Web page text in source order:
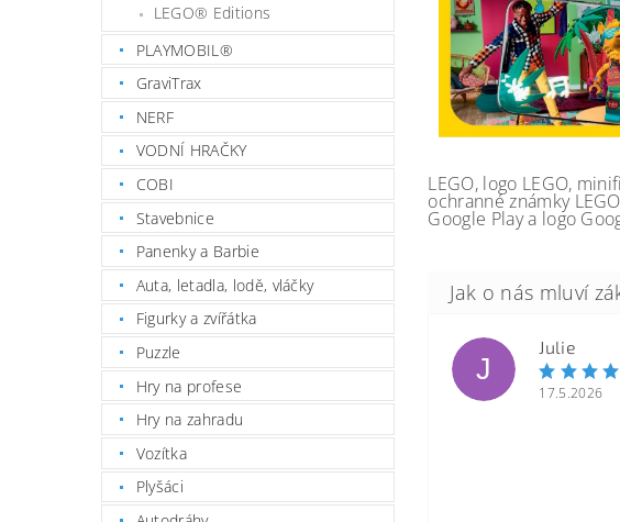
LEGO® Editions
PLAYMOBIL®
GraviTrax
NERF
VODNÍ HRAČKY
COBI
Stavebnice
Panenky a Barbie
Auta, letadla, lodě, vláčky
Figurky a zvířátka
Puzzle
Hry na profese
Hry na zahradu
Vozítka
Plyšáci
LEGO, logo LEGO,
ochranné známky
Google Play a logo
J
Julie
17.5.2026